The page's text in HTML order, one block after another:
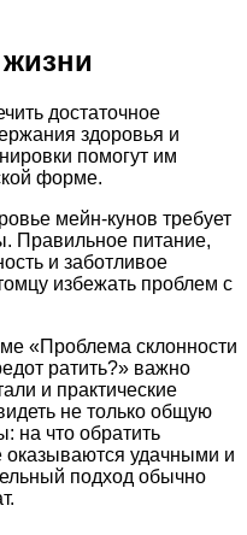
достаточное
здоровья и
помогут им
форме.
мейн-кунов требует
Правильное питание,
и заботливое
избежать проблем с
«Проблема склонности
ратить?» важно
и практические
не только общую
на что обратить
удачными и
подход обычно